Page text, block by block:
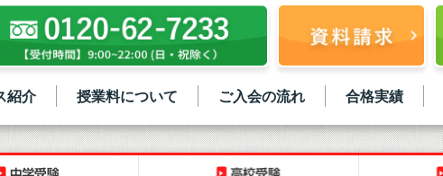
紹介 授業料について ご入会の流れ 合格実績